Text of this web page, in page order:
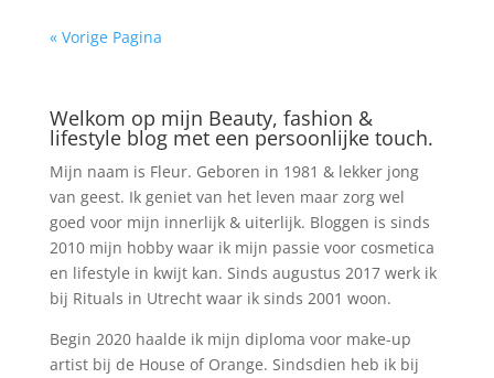
« Vorige Pagina
Welkom op mijn Beauty, fashion &
lifestyle blog met een persoonlijke touch.
Mijn naam is Fleur. Geboren in 1981 & lekker jong
van geest. Ik geniet van het leven maar zorg wel
goed voor mijn innerlijk & uiterlijk. Bloggen is sinds
2010 mijn hobby waar ik mijn passie voor cosmetica
en lifestyle in kwijt kan. Sinds augustus 2017 werk ik
bij Rituals in Utrecht waar ik sinds 2001 woon.
Begin 2020 haalde ik mijn diploma voor make-up
artist bij de House of Orange. Sindsdien heb ik bij